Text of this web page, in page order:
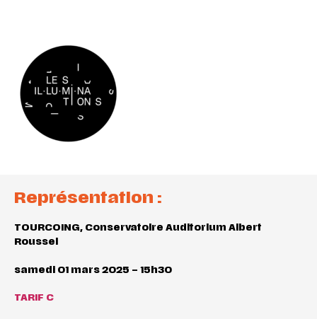
Représentation :
TOURCOING, Conservatoire Auditorium Albert
Roussel
samedi 01 mars 2025 – 15h30
TARIF C